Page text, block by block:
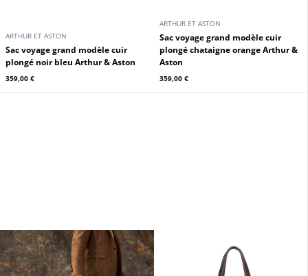
24H DU MANS
Sac cuir agneau bleu 24H du Mans
399,00 €
24H DU MANS
Sac à dos cuir homme marron
foncé Steve McQueen
380,00 €